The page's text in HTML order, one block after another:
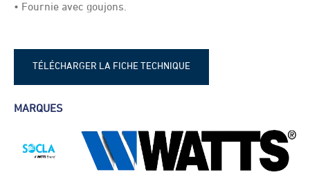
• Fournie avec goujons.
TÉLÉCHARGER LA FICHE TECHNIQUE
MARQUES